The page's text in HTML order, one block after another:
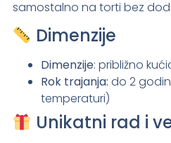
samostalno na torti bez
Dimenzije
Dimenzije: približno
Rok trajanja: do 2
temperaturi)
Unikatni rad i